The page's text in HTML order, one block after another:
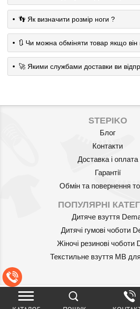
👣 Як визначити розмір ноги ?
🔃 Чи можна обміняти товар якщо він
🚀 Якими службами доставки ви
STEPIKO
Блог
Контакти
Доставка і оплата
Гарантії
Обмін та повернення
ПОПУЛЯРНІ
Дитяче взуття
Дитячі гумові чоботи
Жіночі резинові чоботи
Текстильне взуття MB